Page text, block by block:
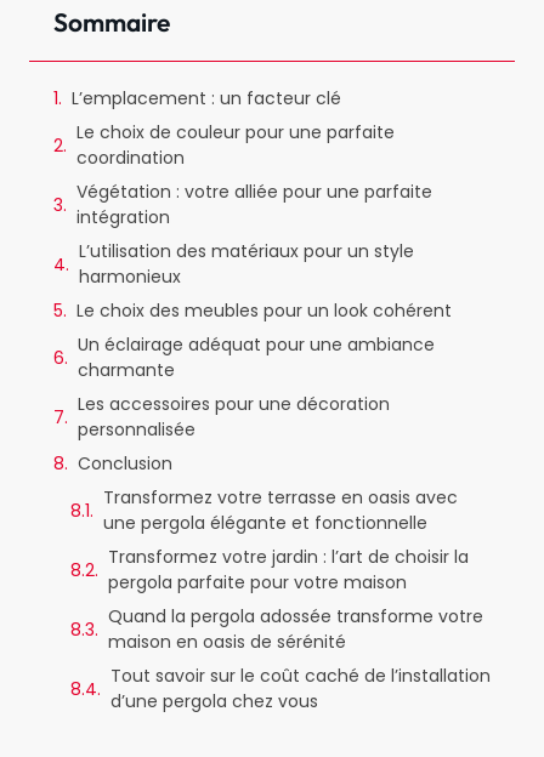
Sommaire
L’emplacement : un facteur clé
Le choix de couleur pour une parfaite
coordination
Végétation : votre alliée pour une parfaite
intégration
L’utilisation des matériaux pour un style
harmonieux
Le choix des meubles pour un look cohérent
Un éclairage adéquat pour une ambiance
charmante
Les accessoires pour une décoration
personnalisée
Conclusion
Transformez votre terrasse en oasis avec
une pergola élégante et fonctionnelle
Transformez votre jardin : l’art de choisir la
pergola parfaite pour votre maison
Quand la pergola adossée transforme votre
maison en oasis de sérénité
Tout savoir sur le coût caché de l’installation
d’une pergola chez vous